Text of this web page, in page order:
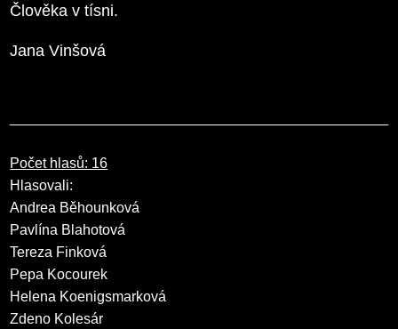
Člověka v tísni.
Jana Vinšová
Počet hlasů: 16
Hlasovali:
Andrea Běhounková
Pavlína Blahotová
Tereza Finková
Pepa Kocourek
Helena Koenigsmarková
Zdeno Kolesár